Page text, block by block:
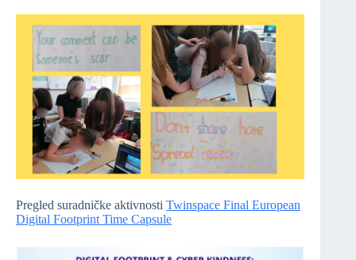
Pregled suradničke aktivnosti Twinspace Final European
Digital Footprint Time Capsule